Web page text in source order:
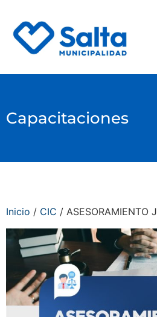
Capacitaciones
Inicio / CIC / ASESORAMIENTO